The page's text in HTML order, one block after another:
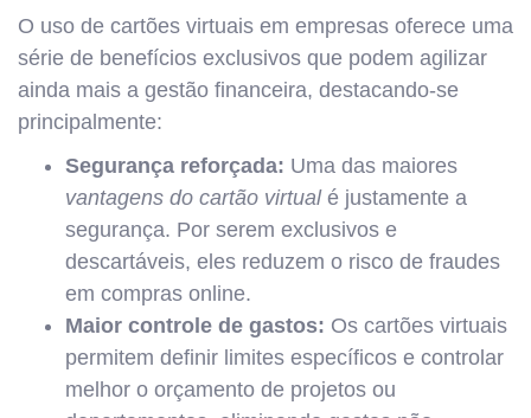
O uso de cartões virtuais em empresas oferece uma
série de benefícios exclusivos que podem agilizar
ainda mais a gestão financeira, destacando-se
principalmente:
Segurança reforçada: Uma das maiores
vantagens do cartão virtualé justamente a
segurança. Por serem exclusivos e
descartáveis, eles reduzem o risco de fraudes
em compras online.
Maior controle de gastos: Os cartões virtuais
permitem definir limites específicos e controlar
melhor o orçamento de projetos ou